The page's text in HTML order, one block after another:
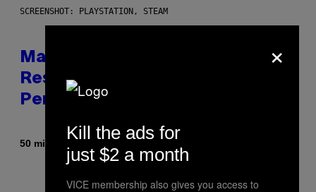
SCREENSHOT: PLAYSTATION, STEAM
Marvel Tokon Developer
Responds to Major PC
Performance Issues
50 minutes ago By
×
Kill the ads for
just $2 a month
VICE membership also gives you access to